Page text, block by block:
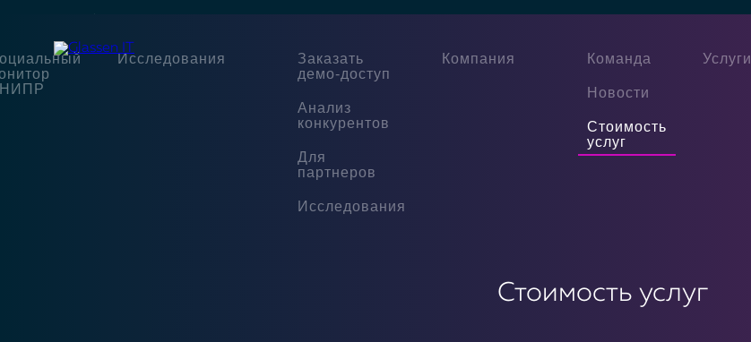
Исследования
Заказать
демо-доступ
Анализ
конкурентов
Для
партнеров
Исследования
Компания Команда
Новости
Стоимость
услуг
Услуги
Команда
Стоимость услуг